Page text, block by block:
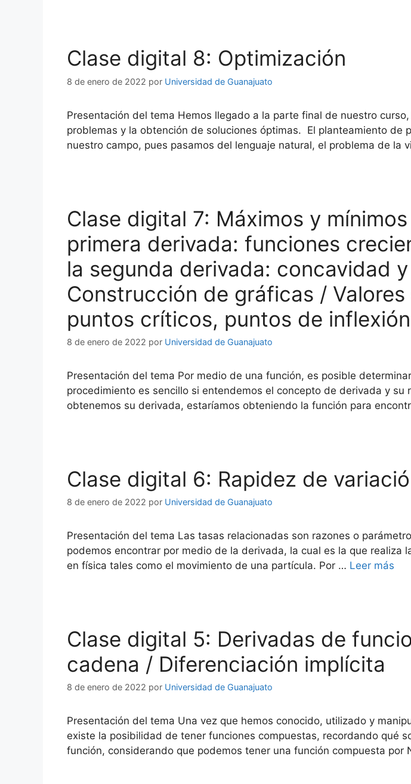
Clase digital 8: Optimización
8 de enero de 2022 por Universidad de Guanajuato
Presentación del tema Hemos llegado a la parte final de nuestro
problemas y la obtención de soluciones óptimas. El planteamiento
nuestro campo, pues pasamos del lenguaje natural, el problema de la
Clase digital 7: Máximos y
primera derivada: funciones
la segunda derivada: concavidad
Construcción de gráficas /
puntos críticos, puntos de inflexión
8 de enero de 2022 por Universidad de Guanajuato
Presentación del tema Por medio de una función, es posible
procedimiento es sencillo si entendemos el concepto de derivada y
obtenemos su derivada, estaríamos obteniendo la función para
Clase digital 6: Rapidez de
8 de enero de 2022 por Universidad de Guanajuato
Presentación del tema Las tasas relacionadas son razones o
podemos encontrar por medio de la derivada, la cual es la que
en física tales como el movimiento de una partícula. Por … Leer más
Clase digital 5: Derivadas de
cadena / Diferenciación implícita
8 de enero de 2022 por Universidad de Guanajuato
Presentación del tema Una vez que hemos conocido, utilizado y
existe la posibilidad de tener funciones compuestas, recordando qué
función, considerando que podemos tener una función compuesta